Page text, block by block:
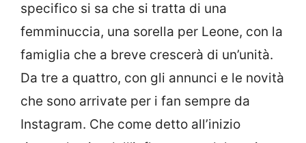
specifico si sa che si tratta di una
femminuccia, una sorella per Leone, con la
famiglia che a breve crescerà di un’unità.
Da tre a quattro, con gli annunci e le novità
che sono arrivate per i fan sempre da
Instagram. Che come detto all’inizio